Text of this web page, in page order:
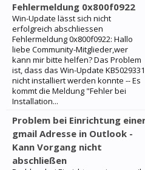
Fehlermeldung 0x800f0922
Win-Update lässt sich nicht
erfolgreich abschliessen
Fehlermeldung 0x800f0922: Hallo
liebe Community-Mitglieder,wer
kann mir bitte helfen? Das Problem
ist, dass das Win-Update KB5029331
nicht installiert werden konnte -- Es
kommt die Meldung "Fehler bei
Installation...
Problem bei Einrichtung
gmail Adresse in Outlook -
Kann Vorgang nicht
abschließen